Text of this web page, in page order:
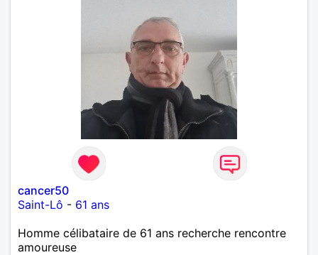
cancer50
Saint-Lô - 61 ans
Homme célibataire de 61 ans recherche rencontre
amoureuse